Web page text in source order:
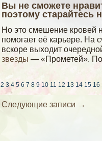
Вы не сможете
поэтому старайтесь
Но это смешение кровей
помогает её карьере. На
вскоре выходит
звезды — «Прометей».
2 3 4 5 6 7 8 9 10 11 12 13 14 15 16
Следующие записи →